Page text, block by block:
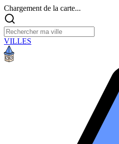
Chargement de la carte...
VILLES